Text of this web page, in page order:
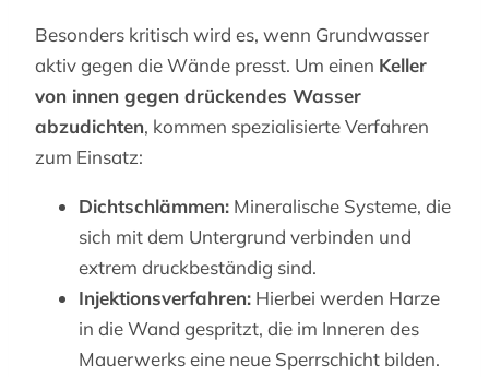
Besonders kritisch wird es, wenn Grundwasser
aktiv gegen die Wände presst. Um einen Keller
von innen gegen drückendes Wasser
abzudichten, kommen spezialisierte Verfahren
zum Einsatz:
Dichtschlämmen: Mineralische Systeme, die
sich mit dem Untergrund verbinden und
extrem druckbeständig sind.
Injektionsverfahren: Hierbei werden Harze
in die Wand gespritzt, die im Inneren des
Mauerwerks eine neue Sperrschicht bilden.